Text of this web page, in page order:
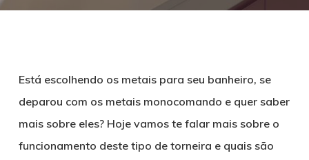
Está escolhendo os metais para seu banheiro, se
deparou com os metais monocomando e quer saber
mais sobre eles? Hoje vamos te falar mais sobre o
funcionamento deste tipo de torneira e quais são